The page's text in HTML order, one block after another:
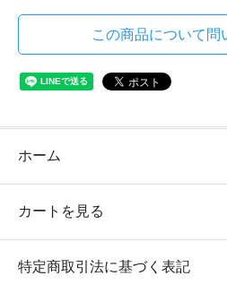
この商品について問
ホーム
カートを見る
特定商取引法に基づく表記